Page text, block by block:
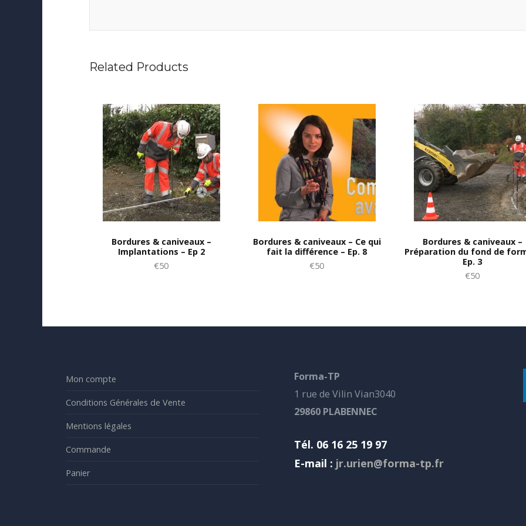
Related Products
Bordures & caniveaux –
Implantations – Ep 2
€50
Bordures & caniveaux – Ce qui
fait la différence – Ep. 8
€50
Bordures & caniveaux –
Préparation du fond de
Ep. 3
€50
Mon compte
Conditions Générales de Vente
Mentions légales
Commande
Panier
Forma-TP
1 rue de Vilin Vian3040
29860 PLABENNEC
Tél. 06 16 25 19 97
E-mail : jr.urien@forma-tp.fr